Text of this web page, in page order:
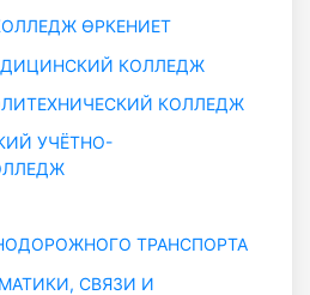
ӨРКЕНИЕТ
КОЛЛЕДЖ
КОЛЛЕДЖ
УЧЁТНО-
ТРАНСПОРТА
СВЯЗИ И